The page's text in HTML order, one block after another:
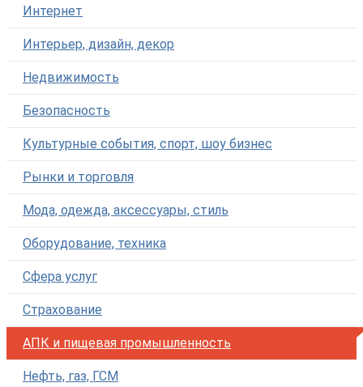
Интернет
Интерьер, дизайн, декор
Недвижимость
Безопасность
Культурные события, спорт, шоу бизнес
Рынки и торговля
Мода, одежда, аксессуары, стиль
Оборудование, техника
Сфера услуг
Страхование
АПК и пищевая промышленность
Нефть, газ, ГСМ